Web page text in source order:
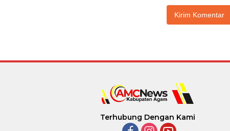
Terhubung Dengan Kami